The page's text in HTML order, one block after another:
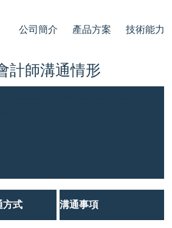
公司簡介 產品方案 技術能力
計師溝通情形
方式 溝通事項